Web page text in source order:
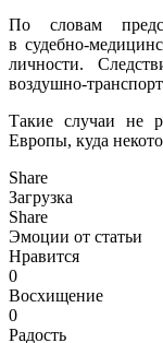
По словам
в судебно-
личности.
воздушно-
Такие случаи не
Европы, куда
Share
Загрузка
Share
Эмоции от статьи
Нравится
0
Восхищение
0
Радость